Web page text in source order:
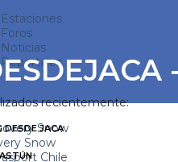
Estaciones
Foros
Noticias
Reportajes
recientemente:
Snow
DESDE JACA